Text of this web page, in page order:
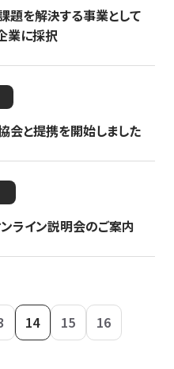
題を解決する事業として
業に採択
会と提携を開始しました
ライン説明会のご案内
14 15 16